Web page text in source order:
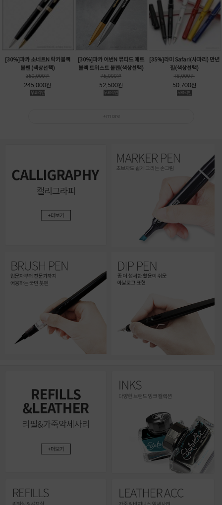
[30%]파카 소네트N 락카블랙
볼펜 (색상선택)
350,000원
245,000원
[30%]파카 어번N 뮤티드 매트
블랙 트위스트 볼펜(색상선택)
75,000원
52,500원
[35%]라미 Safari(사파리) 만년
필(색상선택)
78,000원
50,700원
+more